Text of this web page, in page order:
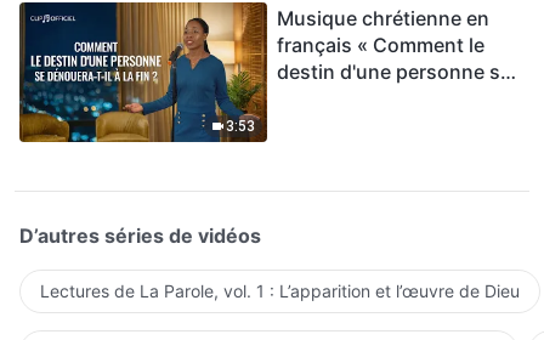
3:53
Musique chrétienne en
français « Comment le
destin d'une personne se
D’autres séries de vidéos
Lectures de La Parole, vol. 1 : L’apparition et l’œuvre de Dieu